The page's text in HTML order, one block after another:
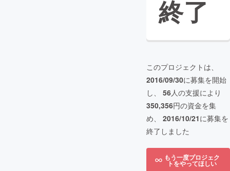
終了
このプロジェクトは、
2016/09/30に募集を開始
し、 56人の支援により
350,356円の資金を集
め、 2016/10/21に募集を
終了しました
もう一度プロジェク
トをやってほしい